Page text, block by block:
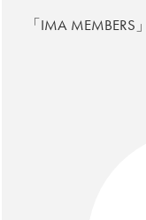
「IMA